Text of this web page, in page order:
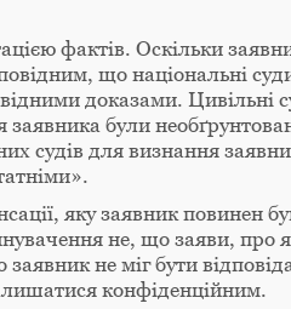
фактів. Оскільки
що національні
доказами. Цивільні
були
судів для визнання
яку заявник повинен
не, що заяви, про
не міг бути
конфіденційним.